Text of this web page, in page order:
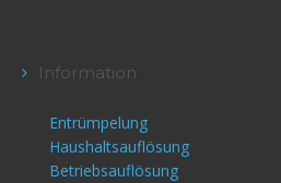
Information
Entrümpelung
Haushaltsauflösung
Betriebsauflösung